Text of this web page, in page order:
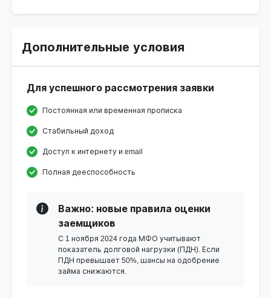
Дополнительные условия
Для успешного рассмотрения заявки
Постоянная или временная прописка
Стабильный доход
Доступ к интернету и email
Полная дееспособность
Важно: новые правила оценки
заемщиков
С 1 ноября 2024 года МФО учитывают
показатель долговой нагрузки (ПДН). Если
ПДН превышает 50%, шансы на одобрение
займа снижаются.